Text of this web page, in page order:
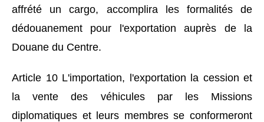
affrété un cargo, accomplira les formalités de
dédouanement pour l'exportation auprès de la
Douane du Centre.
Article 10 L'importation, l'exportation la cession et
la vente des véhicules par les Missions
diplomatiques et leurs membres se conformeront